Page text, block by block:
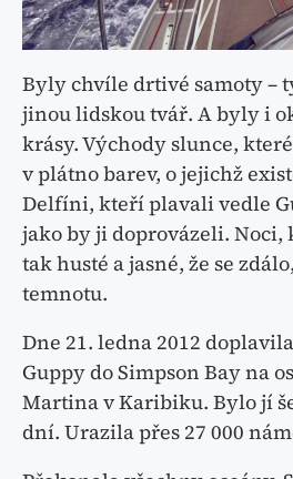
Byly chvíle drtivé samoty –
jinou lidskou tvář. A byly i
krásy. Východy slunce,
v plátno barev, o jejichž
Delfíni, kteří plavali vedle
jako by ji doprovázeli.
tak husté a jasné, že se
temnotu.
Dne 21. ledna 2012
Guppy do Simpson Bay na
Martina v Karibiku. Bylo jí
dní. Urazila přes 27 000